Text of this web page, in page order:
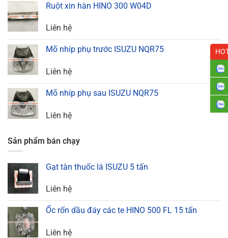
Ruột xin hàn HINO 300 W04D
Liên hệ
Mõ nhíp phụ trước ISUZU NQR75
Liên hệ
Mõ nhíp phụ sau ISUZU NQR75
Liên hệ
Sản phẩm bán chạy
Gạt tàn thuốc lá ISUZU 5 tấn
Liên hệ
Ốc rốn dầu đáy các te HINO 500 FL 15 tấn
Liên hệ